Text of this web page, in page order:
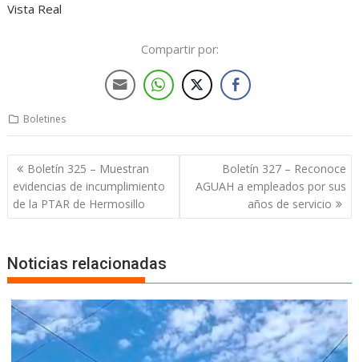
Vista Real
Compartir por:
Boletines
Boletín 325 – Muestran
evidencias de incumplimiento
de la PTAR de Hermosillo
Boletín 327 – Reconoce
AGUAH a empleados por sus
años de servicio
Noticias relacionadas